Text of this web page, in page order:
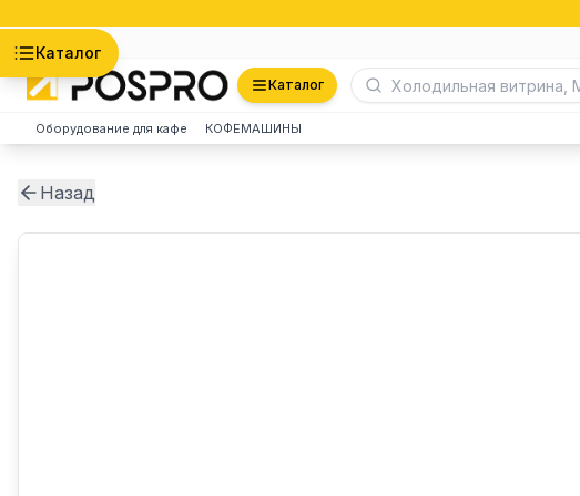
Каталог
Каталог
Оборудование для кафе КОФЕМАШИНЫ
Назад